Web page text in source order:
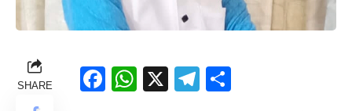
SHARE Facebook
WhatsApp
X Telegram